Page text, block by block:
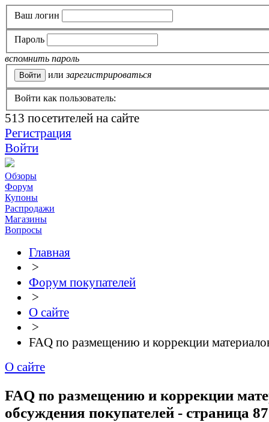
Ваш логин
Пароль
вспомнить пароль
или зарегистрироваться
Войти как пользователь:
513 посетителей на сайте
Регистрация
Войти
Обзоры
Форум
Купоны
Распродажи
Магазины
Вопросы
Главная
>
Форум покупателей
>
О сайте
>
FAQ по размещению и коррекции
О сайте
FAQ по размещению и коррекции
обсуждения покупателей - страница 87